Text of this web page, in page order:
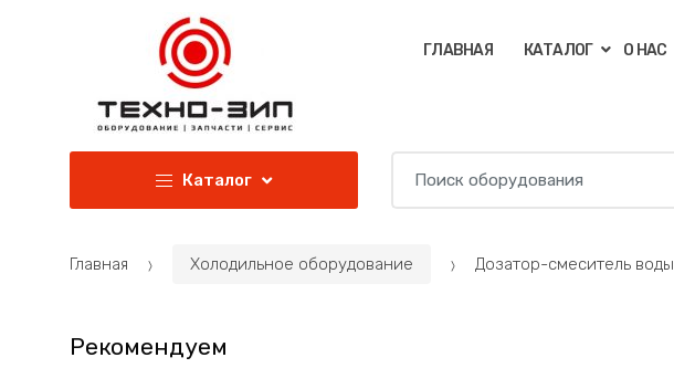
Перейти к навигации
Перейти к содержанию
ГЛАВНАЯ КАТАЛОГ О НАС
Каталог
т
Главная Холодильное оборудование Дозатор-смеситель воды
Рекомендуем